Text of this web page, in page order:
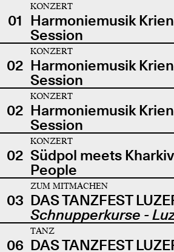
01
KONZERT
Harmoniemusik
Session
02
KONZERT
Harmoniemusik
Session
02
KONZERT
Harmoniemusik
Session
02
KONZERT
Südpol meets
People
03
ZUM MITMACHEN
DAS TANZFEST
Schnupperkurse -
06
TANZ
DAS TANZFEST